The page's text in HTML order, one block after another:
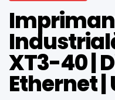
XT3-40 |
Ethernet |